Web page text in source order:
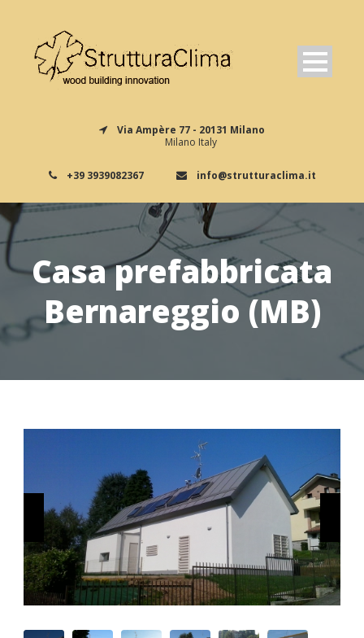
Via Ampère 77 - 20131 Milano
Milano Italy
+39 3939082367 info@strutturaclima.it
Casa prefabbricata
Bernareggio (MB)